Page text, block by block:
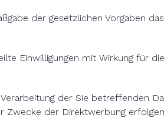
der gesetzlichen Vorgaben
Einwilligungen mit Wirkung für
der Sie betreffenden
Zwecke der Direktwerbung